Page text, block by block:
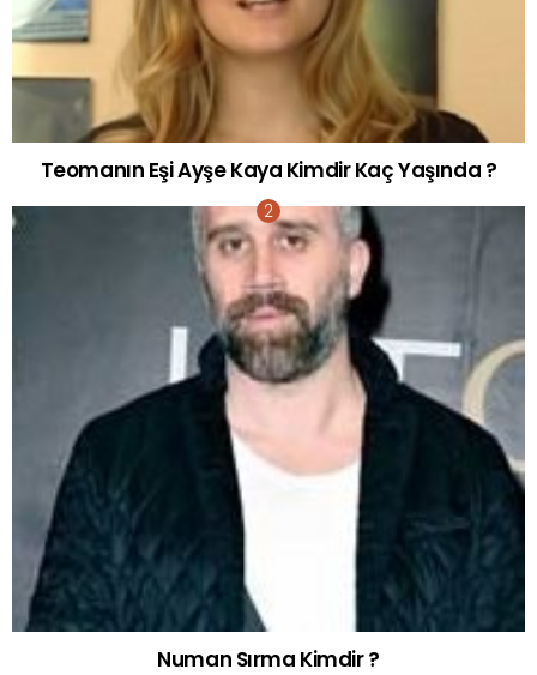
Teomanın Eşi Ayşe Kaya Kimdir Kaç Yaşında ?
Numan Sırma Kimdir ?